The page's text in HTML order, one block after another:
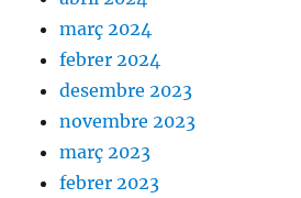
març 2024
febrer 2024
desembre 2023
novembre 2023
març 2023
febrer 2023